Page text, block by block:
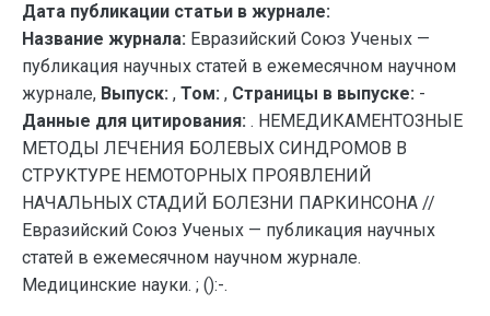
Дата публикации статьи в журнале:
Название журнала: Евразийский Союз Ученых —
публикация научных статей в ежемесячном научном
журнале, Выпуск: , Том: , Страницы в выпуске: -
Данные для цитирования: . НЕМЕДИКАМЕНТОЗНЫЕ
МЕТОДЫ ЛЕЧЕНИЯ БОЛЕВЫХ СИНДРОМОВ В
СТРУКТУРЕ НЕМОТОРНЫХ ПРОЯВЛЕНИЙ
НАЧАЛЬНЫХ СТАДИЙ БОЛЕЗНИ ПАРКИНСОНА //
Евразийский Союз Ученых — публикация научных
статей в ежемесячном научном журнале.
Медицинские науки. ; ():-.